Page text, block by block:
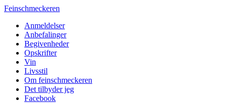
Feinschmeckeren
Anmeldelser
Anbefalinger
Begivenheder
Opskrifter
Vin
Livsstil
Om feinschmeckeren
Det tilbyder jeg
Facebook